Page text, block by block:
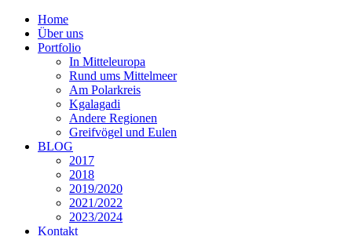
Home
Über uns
Portfolio
In Mitteleuropa
Rund ums Mittelmeer
Am Polarkreis
Kgalagadi
Andere Regionen
Greifvögel und Eulen
BLOG
2017
2018
2019/2020
2021/2022
2023/2024
Kontakt